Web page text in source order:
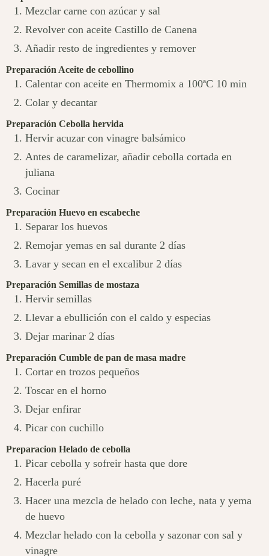
Mezclar carne con azúcar y sal
Revolver con aceite Castillo de Canena
Añadir resto de ingredientes y remover
Preparación Aceite de cebollino
Calentar con aceite en Thermomix a 100ªC 10 min
Colar y decantar
Preparación Cebolla hervida
Hervir acuzar con vinagre balsámico
Antes de caramelizar, añadir cebolla cortada en
juliana
Cocinar
Preparación Huevo en escabeche
Separar los huevos
Remojar yemas en sal durante 2 días
Lavar y secan en el excalibur 2 días
Preparación Semillas de mostaza
Hervir semillas
Llevar a ebullición con el caldo y especias
Dejar marinar 2 días
Preparación Cumble de pan de masa madre
Cortar en trozos pequeños
Toscar en el horno
Dejar enfirar
Picar con cuchillo
Preparacion Helado de cebolla
Picar cebolla y sofreir hasta que dore
Hacerla puré
Hacer una mezcla de helado con leche, nata y yema
de huevo
Mezclar helado con la cebolla y sazonar con sal y
vinagre